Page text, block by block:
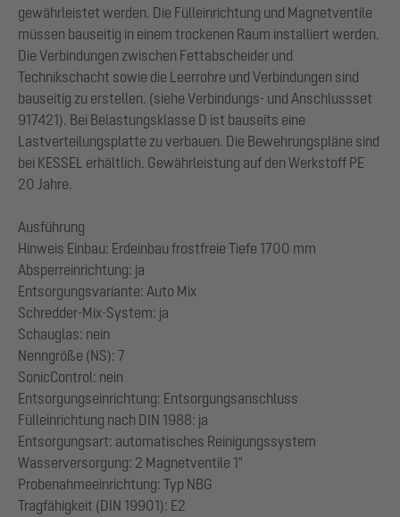
gewährleistet werden. Die Fülleinrichtung und Magnetventile
müssen bauseitig in einem trockenen Raum installiert werden.
Die Verbindungen zwischen Fettabscheider und
Technikschacht sowie die Leerrohre und Verbindungen sind
bauseitig zu erstellen. (siehe Verbindungs- und Anschlussset
917421). Bei Belastungsklasse D ist bauseits eine
Lastverteilungsplatte zu verbauen. Die Bewehrungspläne sind
bei KESSEL erhältlich. Gewährleistung auf den Werkstoff PE
20 Jahre.
Ausführung
Hinweis Einbau: Erdeinbau frostfreie Tiefe 1700 mm
Absperreinrichtung: ja
Entsorgungsvariante: Auto Mix
Schredder-Mix-System: ja
Schauglas: nein
Nenngröße (NS): 7
SonicControl: nein
Entsorgungseinrichtung: Entsorgungsanschluss
Fülleinrichtung nach DIN 1988: ja
Entsorgungsart: automatisches Reinigungssystem
Wasserversorgung: 2 Magnetventile 1"
Probenahmeeinrichtung: Typ NBG
Tragfähigkeit (DIN 19901): E2